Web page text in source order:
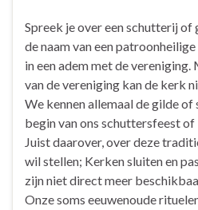
Spreek je over een schutterij of
de naam van een patroonheilige
in een adem met de
van de vereniging kan de kerk
We kennen allemaal de gilde of
begin van ons schuttersfeest of
Juist daarover, over deze
wil stellen; Kerken sluiten en
zijn niet direct meer
Onze soms eeuwenoude